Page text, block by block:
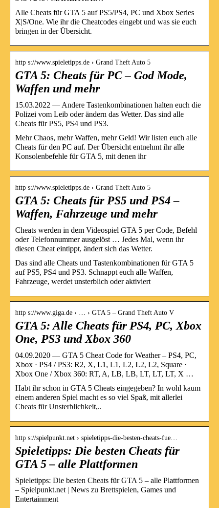
Alle Cheats für GTA 5 auf PS5/PS4, PC und Xbox Series
X|S/One. Wie ihr die Cheatcodes eingebt und was sie euch
bringen in der Übersicht.
http s://www.spieletipps.de › Grand Theft Auto 5
GTA 5: Cheats für PC – God Mode,
Waffen und mehr
15.03.2022 — Andere Tastenkombinationen halten euch die
Polizei vom Leib oder ändern das Wetter. Das sind alle
Cheats für PS5, PS4 und PS3.
Mehr Chaos, mehr Waffen, mehr Geld! Wir listen euch alle
Cheats für den PC auf. Der Übersicht entnehmt ihr alle
Konsolenbefehle für GTA 5, mit denen ihr
http s://www.spieletipps.de › Grand Theft Auto 5
GTA 5: Cheats für PS5 und PS4 –
Waffen, Fahrzeuge und mehr
Cheats werden in dem Videospiel GTA 5 per Code, Befehl
oder Telefonnummer ausgelöst … Jedes Mal, wenn ihr
diesen Cheat eintippt, ändert sich das Wetter.
Das sind alle Cheats und Tastenkombinationen für GTA 5
auf PS5, PS4 und PS3. Schnappt euch alle Waffen,
Fahrzeuge, werdet unsterblich oder aktiviert
http s://www.giga.de › … › GTA 5 – Grand Theft Auto V
GTA 5: Alle Cheats für PS4, PC, Xbox
One, PS3 und Xbox 360
04.09.2020 — GTA 5 Cheat Code for Weather – PS4, PC,
Xbox · PS4 / PS3: R2, X, L1, L1, L2, L2, L2, Square ·
Xbox One / Xbox 360: RT, A, LB, LB, LT, LT, LT, X …
Habt ihr schon in GTA 5 Cheats eingegeben? In wohl kaum
einem anderen Spiel macht es so viel Spaß, mit allerlei
Cheats für Unsterblichkeit,..
http s://spielpunkt.net › spieletipps-die-besten-cheats-fue…
Spieletipps: Die besten Cheats für
GTA 5 – alle Plattformen
Spieletipps: Die besten Cheats für GTA 5 – alle Plattformen
– Spielpunkt.net | News zu Brettspielen, Games und
Entertainment